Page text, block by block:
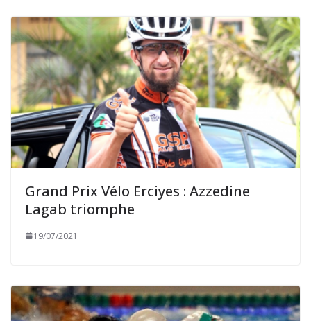
Grand Prix Vélo Erciyes : Azzedine
Lagab triomphe
19/07/2021